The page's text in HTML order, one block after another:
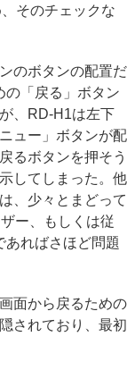
そのチェックな
のボタンの配置だ
の「戻る」ボタン
、RD-H1は左下
ュー」ボタンが配
るボタンを押そう
してしまった。他
、少々とまどって
ー、もしくは従
ればさほど問題
面から戻るための
されており、最初